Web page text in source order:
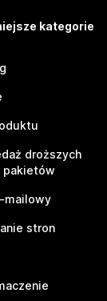
kategorie
droższych
pakietów
mailowy
stron